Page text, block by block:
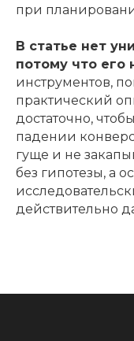
при
В статье нет
потому что его
инструментов,
практический
достаточно,
падении
гуще и не
без гипотезы, а
действительно